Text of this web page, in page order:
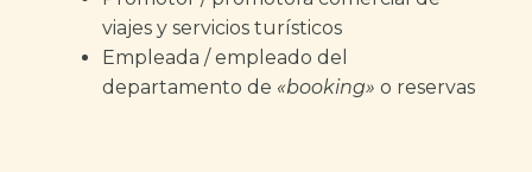
viajes y servicios turísticos
Empleada / empleado del
departamento de «booking» o reservas